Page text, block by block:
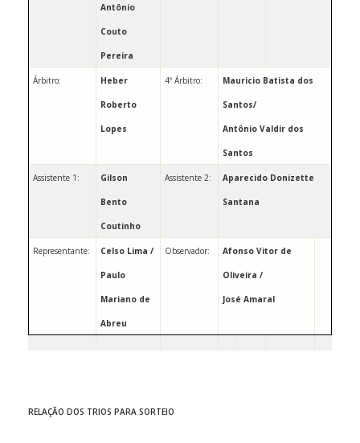
Antônio
Couto
Pereira
Árbitro: Heber
Roberto
Lopes
4º Árbitro: Mauricio Batista dos
Santos/
Antônio Valdir dos
Santos
Assistente 1: Gilson
Bento
Coutinho
Assistente 2: Aparecido Donizette
Santana
Representante: Celso Lima /
Paulo
Mariano de
Abreu
Observador: ­­­­­­­­­­­­­­­­­­­­­­­ Afonso Vitor de
Oliveira /
José Amaral
RELAÇÃO DOS TRIOS PARA SORTEIO